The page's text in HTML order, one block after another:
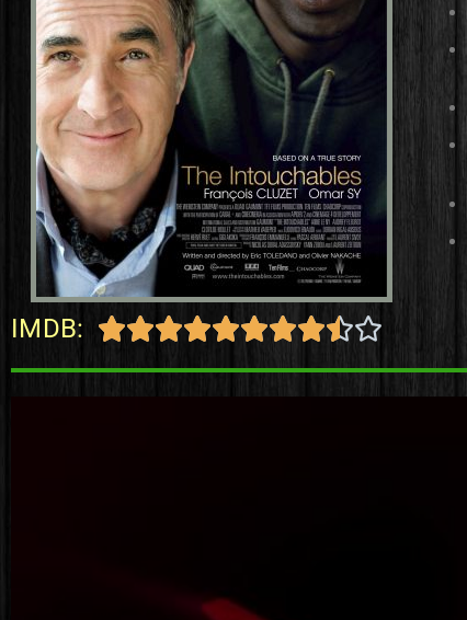
IMDB: 